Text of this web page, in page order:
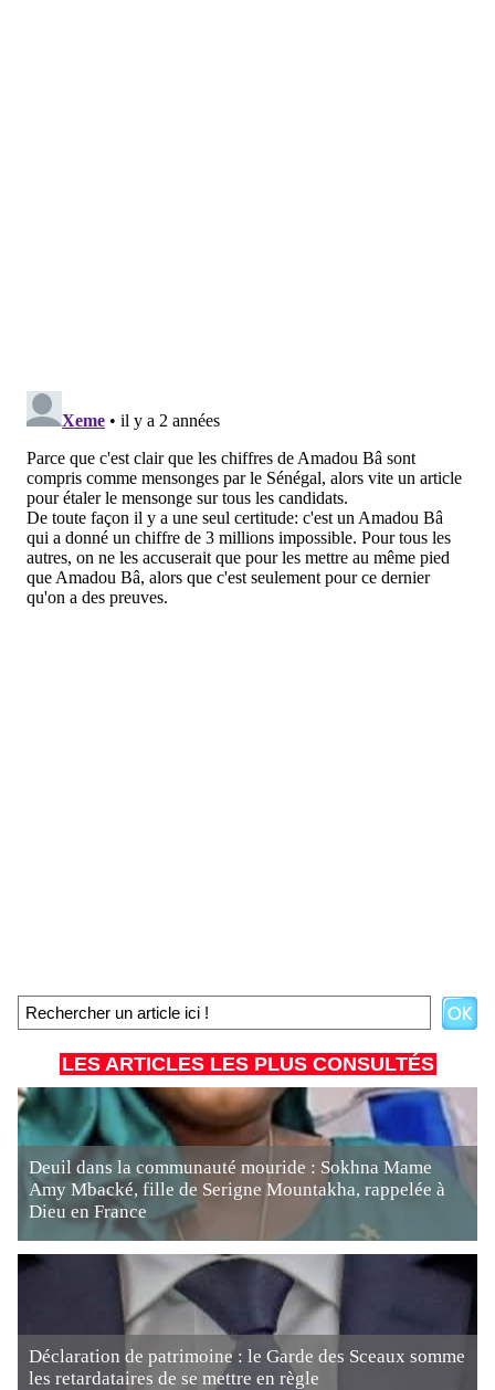
LES ARTICLES LES PLUS CONSULTÉS
Deuil dans la communauté mouride : Sokhna Mame
Amy Mbacké, fille de Serigne Mountakha, rappelée à
Dieu en France
Déclaration de patrimoine : le Garde des Sceaux somme
les retardataires de se mettre en règle